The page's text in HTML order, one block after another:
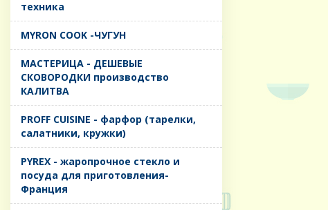
техника
MYRON COOK -ЧУГУН
MАСТЕРИЦА - ДЕШЕВЫЕ
СКОВОРОДКИ производство
КАЛИТВА
PROFF CUISINE - фарфор (тарелки,
салатники, кружки)
PYREX - жаропрочное стекло и
посуда для приготовления-
Франция